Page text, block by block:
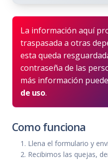
La información aquí
traspasada a otras
esta queda
contraseña de las
más información
de uso.
Como funciona
Llena el formulario y
Recibimos las quejas,